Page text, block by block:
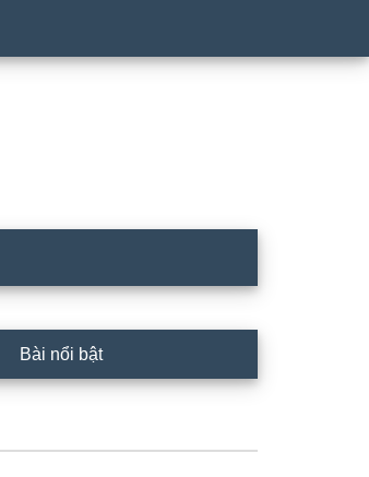
Bài nổi bật